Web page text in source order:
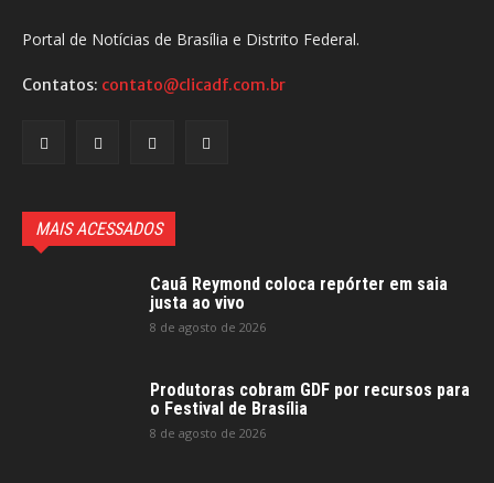
Portal de Notícias de Brasília e Distrito Federal.
Contatos: contato@clicadf.com.br
MAIS ACESSADOS
Cauã Reymond coloca repórter em saia
justa ao vivo
8 de agosto de 2026
Produtoras cobram GDF por recursos para
o Festival de Brasília
8 de agosto de 2026